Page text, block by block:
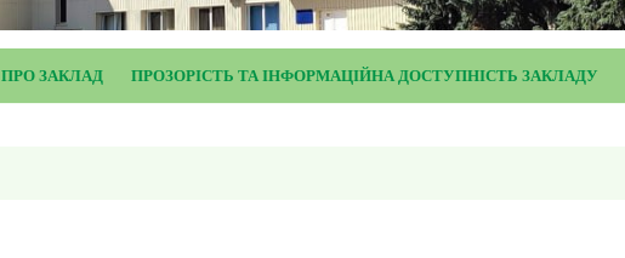
ПРО ЗАКЛАД ПРОЗОРІСТЬ ТА ІНФОРМАЦІЙНА ДОСТУПНІСТЬ ЗАКЛАДУ